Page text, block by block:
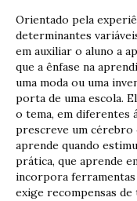
Orientado pela
determinantes
em auxiliar o aluno a
que a ênfase na
uma moda ou uma
porta de uma escola.
o tema, em diferentes
prescreve um cérebro
aprende quando
prática, que aprende
incorpora
exige recompensas